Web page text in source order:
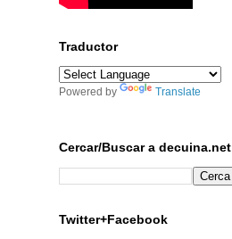
Traductor
Powered by Translate
Cercar/Buscar a decuina.net
Twitter+Facebook